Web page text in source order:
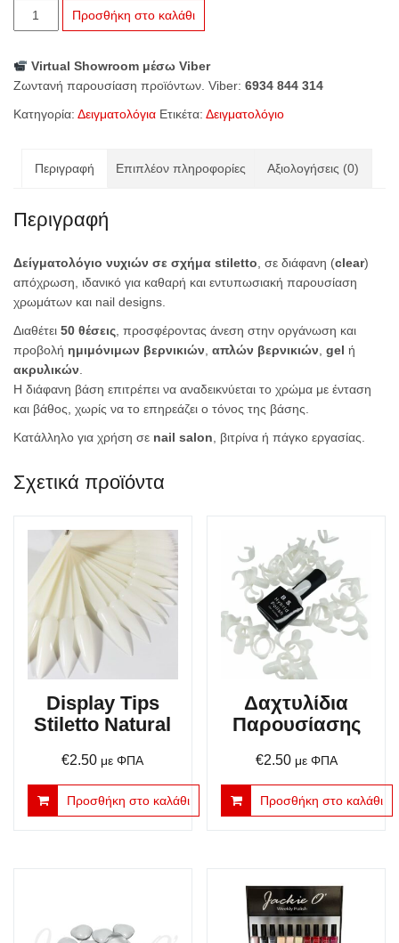
Display
Tips
Clear
ποσότητα
Προσθήκη στο καλάθι
Virtual Showroom μέσω Viber
Ζωντανή παρουσίαση προϊόντων. Viber: 6934 844 314
Κατηγορία: Δειγματολόγια Ετικέτα: Δειγματολόγιο
Περιγραφή Επιπλέον πληροφορίες Αξιολογήσεις (0)
Περιγραφή
Δείγματολόγιο νυχιών σε σχήμα stiletto , σε διάφανη (clear)
απόχρωση, ιδανικό για καθαρή και εντυπωσιακή παρουσίαση
χρωμάτων και nail designs.
Διαθέτει 50 θέσεις , προσφέροντας άνεση στην οργάνωση και
προβολή ημιμόνιμων βερνικιών απλών βερνικιών gel ή
ακρυλικών
Η διάφανη βάση επιτρέπει να αναδεικνύεται το χρώμα με ένταση
και βάθος, χωρίς να το επηρεάζει ο τόνος της βάσης.
Κατάλληλο για χρήση σε nail salon , βιτρίνα ή πάγκο εργασίας.
Σχετικά προϊόντα
Display Tips
Stiletto Natural
€2.50 με ΦΠΑ
Προσθήκη στο καλάθι
Δαχτυλίδια
Παρουσίασης
€2.50 με ΦΠΑ
Προσθήκη στο καλάθι